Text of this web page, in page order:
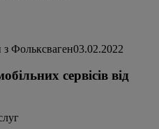
Фольксваген03.02.2022
сервісів від